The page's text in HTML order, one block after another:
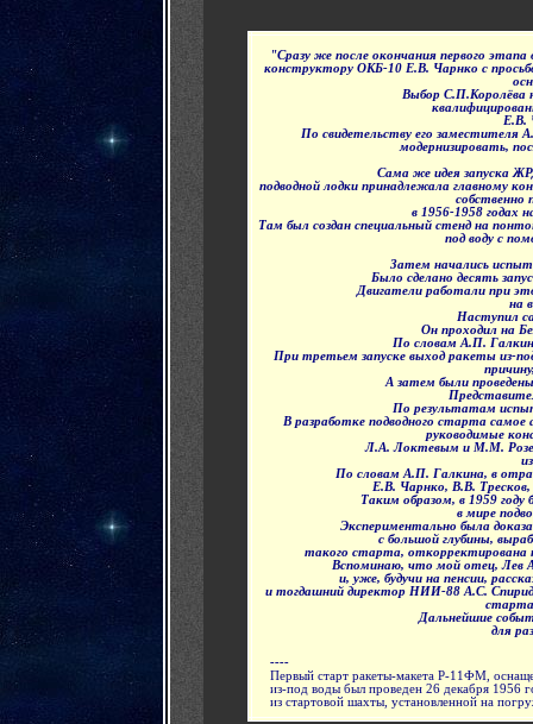
"Сразу же после окончания первого
конструктору ОКБ-10 Е.В. Чарнко с
Выбор С.П.Королёва
Е.В.
По свидетельству его заместителя
модернизировать,
Сама же идея запуска
подводной лодки принадлежала главному
собственно
в 1956-1958 годах
Там был создан специальный стенд на
под воду с
Затем начались
Было сделано десять
Двигатели работали при
на
Наступил
Он проходил на
По словам А.П.
При третьем запуске выход ракеты из-
А затем были
По результатам
В разработке подводного старта
руководимые
Л.А. Локтевым и М.М.
По словам А.П. Галкина, в
Е.В. Чарнко, В.В.
Таким образом, в 1959 году
в мире
Экспериментально была
с большой глубины,
такого старта, откорректирована
Вспоминаю, что мой отец, Лев
и, уже, будучи на пенсии,
и тогдашний директор НИИ-88 А.С.
Дальнейшие
для
----
Первый старт ракеты-макета Р-11ФМ,
из-под воды был проведен 26 декабря 1956
из стартовой шахты, установленной на